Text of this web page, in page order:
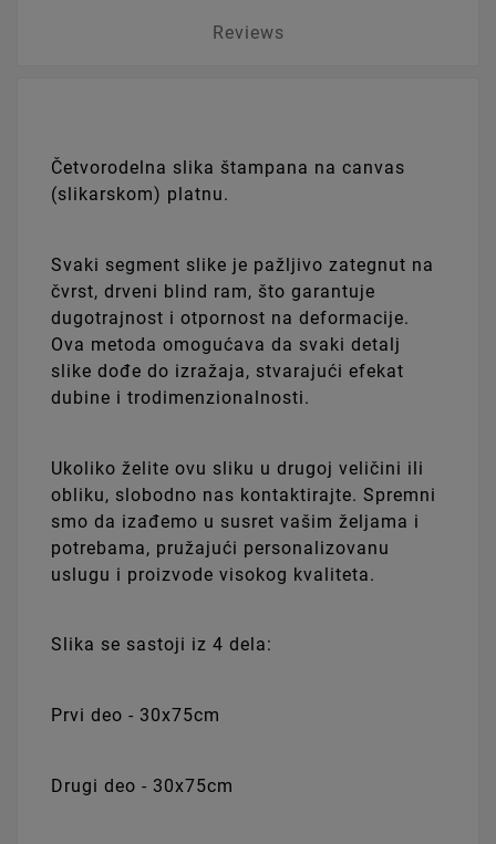
Reviews
Četvorodelna slika štampana na canvas
(slikarskom) platnu.
Svaki segment slike je pažljivo zategnut na
čvrst, drveni blind ram, što garantuje
dugotrajnost i otpornost na deformacije.
Ova metoda omogućava da svaki detalj
slike dođe do izražaja, stvarajući efekat
dubine i trodimenzionalnosti.
Ukoliko želite ovu sliku u drugoj veličini ili
obliku, slobodno nas kontaktirajte. Spremni
smo da izađemo u susret vašim željama i
potrebama, pružajući personalizovanu
uslugu i proizvode visokog kvaliteta.
Slika se sastoji iz 4 dela:
Prvi deo - 30x75cm
Drugi deo - 30x75cm